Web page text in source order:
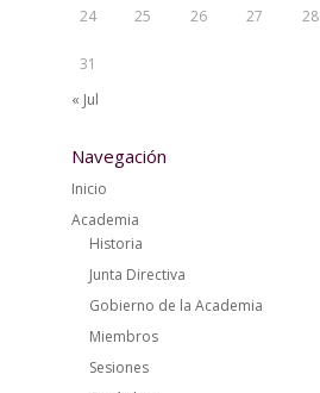
24 25 26 27 28
31
« Jul
Navegación
Inicio
Academia
Historia
Junta Directiva
Gobierno de la Academia
Miembros
Sesiones